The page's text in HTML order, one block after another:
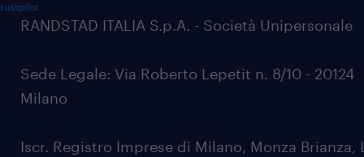
RANDSTAD ITALIA S.p.A. - Società Unipersonale
Sede Legale: Via Roberto Lepetit n. 8/10 - 20124
Milano
Iscr. Registro Imprese di Milano, Monza Brianza,